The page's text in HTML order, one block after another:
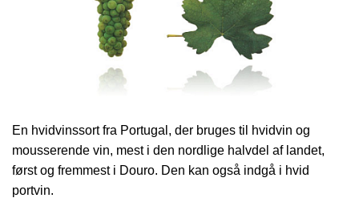
En hvidvinssort fra Portugal, der bruges til hvidvin og
mousserende vin, mest i den nordlige halvdel af landet,
først og fremmest i Douro. Den kan også indgå i hvid
portvin.